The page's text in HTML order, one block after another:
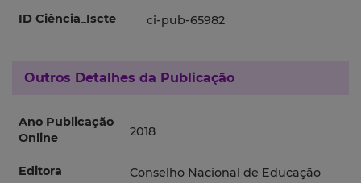
ID Ciência_Iscte ci-pub-65982
Outros Detalhes da Publicação
Ano Publicação
Online
2018
Editora Conselho Nacional de Educação